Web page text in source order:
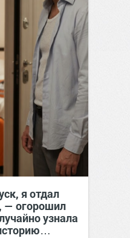
я отдал
— огорошил
узнала